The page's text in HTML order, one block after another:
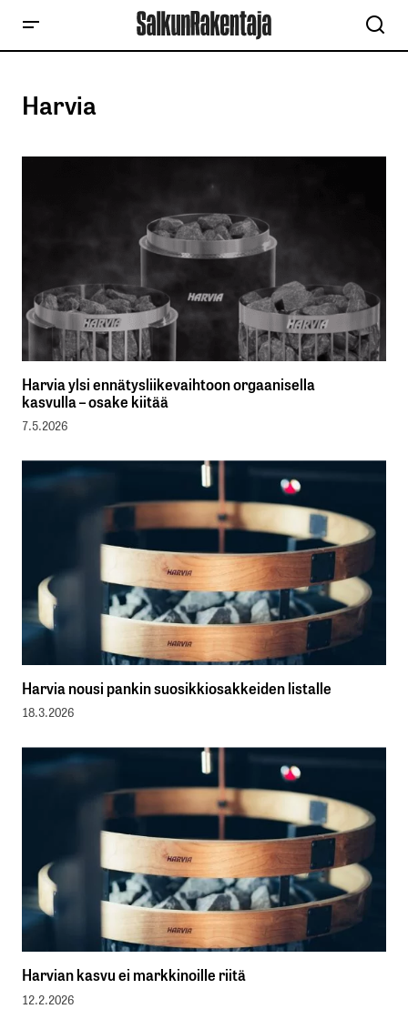
Harvia
Harvia ylsi ennätysliikevaihtoon orgaanisella
kasvulla – osake kiitää
7.5.2026
Harvia nousi pankin suosikkiosakkeiden listalle
18.3.2026
Harvian kasvu ei markkinoille riitä
12.2.2026